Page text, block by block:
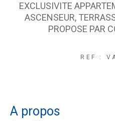
EXCLUSIVITE
ASCENSEUR,
PROPOSE PAR
REF :
a propos